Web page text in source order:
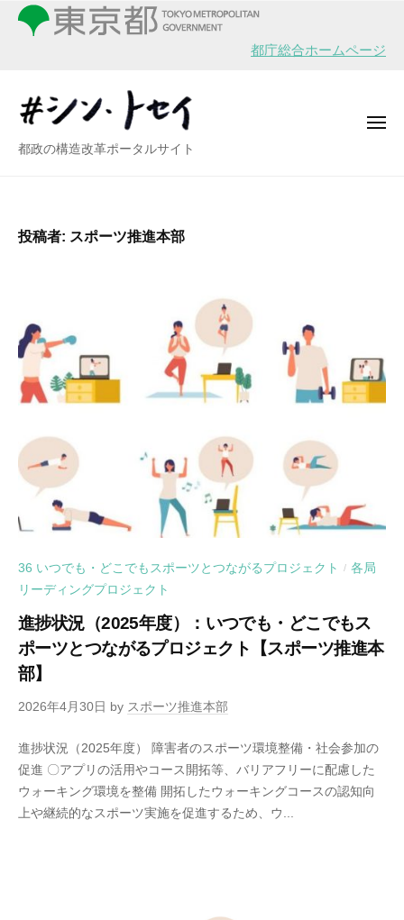
都庁総合ホームページ
シ
セ
都政の構造改革ポータルサイト
メ
投稿者: スポーツ推進本部
36 いつでも・どこでもスポーツとつながるプロジェクト / 各局
リーディングプロジェクト
進捗状況（2025年度）：いつでも・どこでもス
ポーツとつながるプロジェクト【スポーツ推進本
部】
2026年4月30日 by スポーツ推進本部
進捗状況（2025年度） 障害者のスポーツ環境整備・社会参加の
促進 〇アプリの活用やコース開拓等、バリアフリーに配慮した
ウォーキング環境を整備 開拓したウォーキングコースの認知向
上や継続的なスポーツ実施を促進するため、ウ...
ン
イ